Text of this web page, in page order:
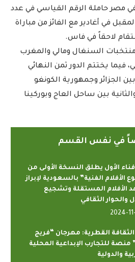
مصر حاملة الرقم القياسي في عدد
المقبل في أغادير مع الفائز من مباراة
لاحقاً في فاس.
السنغال ومالي والمغرب
فيما يختتم الدور ثمن النهائي
بين الجزائر وجمهورية الكونغو
بين ساحل العاج وبوركينا
في نفس القسم
الأول يطلق النسخة الأولى من
الأفلام الفنية” بالسعودية لإبراز
الأفلام المستقلة وتشجيع
والحوار الثقافي
2024-
الثقافة القطرية: مهرجان “فريج
منصة للتجارب الإبداعية المحلية
والدولية